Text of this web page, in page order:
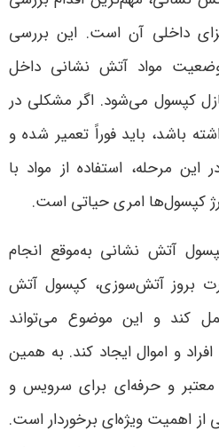
داخلی آن است. این بررسی
مواد آتش نشانی داخل
کپسول می‌شود. اگر مشکلی در
باشد، باید فوراً تعمیر شده و
مرحله، استفاده از مواد با
کپسول‌ها امری حیاتی است.
آتش نشانی به‌موقع انجام
بروز آتش‌سوزی، کپسول آتش
کند و این موضوع می‌تواند
و اموال ایجاد کند. به همین
معتبر و حرفه‌ای برای سرویس و
اهمیت ویژه‌ای برخوردار است.